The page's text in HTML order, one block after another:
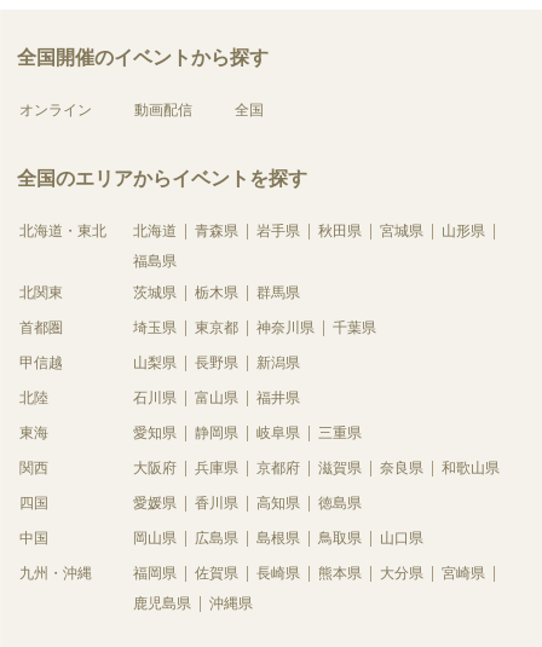
全国開催のイベントから探す
オンライン 動画配信 全国
全国のエリアからイベントを探す
北海道・東北 北海道 青森県 岩手県 秋田県 宮城県
山形県
福島県
北関東
茨城県 栃木県 群馬県
首都圏 埼玉県 東京都 神奈川県 千葉県
甲信越 山梨県 長野県 新潟県
北陸 石川県 富山県 福井県
東海 愛知県 静岡県 岐阜県 三重県
関西 大阪府 兵庫県 京都府 滋賀県 奈良県 和歌山県
四国 愛媛県 香川県 高知県 徳島県
中国 岡山県 広島県 島根県 鳥取県 山口県
九州・沖縄 福岡県 佐賀県 長崎県 熊本県 大分県
宮崎県
鹿児島県
沖縄県